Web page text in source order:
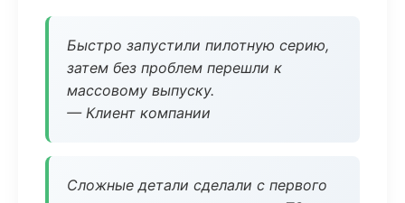
Быстро запустили пилотную серию,
затем без проблем перешли к
массовому выпуску.
— Клиент компании
Сложные детали сделали с первого